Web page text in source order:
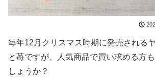
毎年12月クリスマス時期に発売される
と苺ですが、人気商品で買い求める方
しょうか？